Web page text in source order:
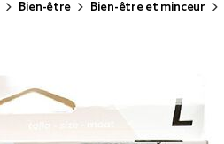
Bien-être Bien-être et minceur